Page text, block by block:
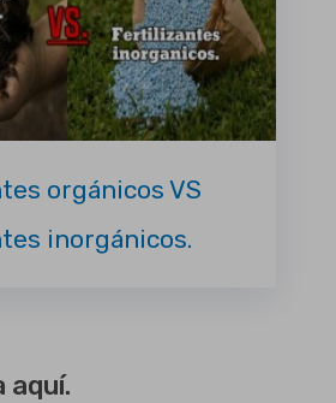
orgánicos VS
inorgánicos.
aquí.